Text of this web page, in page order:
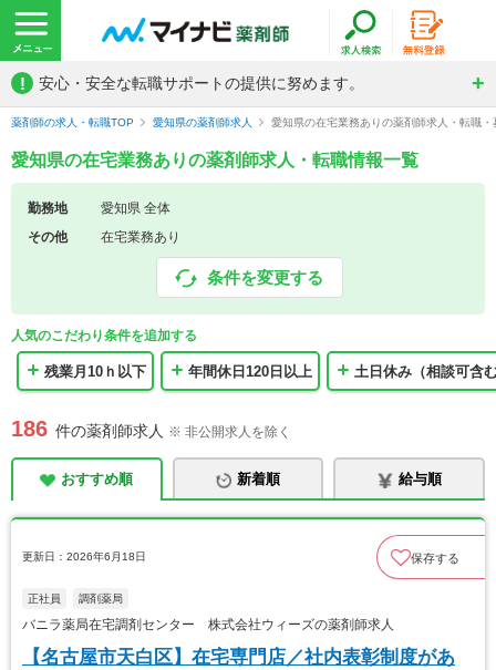
! 安心・安全な転職サポートの提供に努めます。
薬剤師の求人・転職TOP 愛知県の薬剤師求人 愛知県の在宅業務ありの薬剤師求人・転職・
愛知県の在宅業務ありの薬剤師求人・転職情報一覧
勤務地
愛知県 全体
その他
在宅業務あり
条件を変更する
人気のこだわり条件を追加する
残業月10ｈ以下 年間休日120日以上 土日休み（相談可含
186 件の薬剤師求人 ※ 非公開求人を除く
おすすめ順 新着順 給与順
更新日：2026年6月18日 保存する
正社員 調剤薬局
バニラ薬局在宅調剤センター 株式会社ウィーズの薬剤師求人
【名古屋市天白区】在宅専門店／社内表彰制度があ